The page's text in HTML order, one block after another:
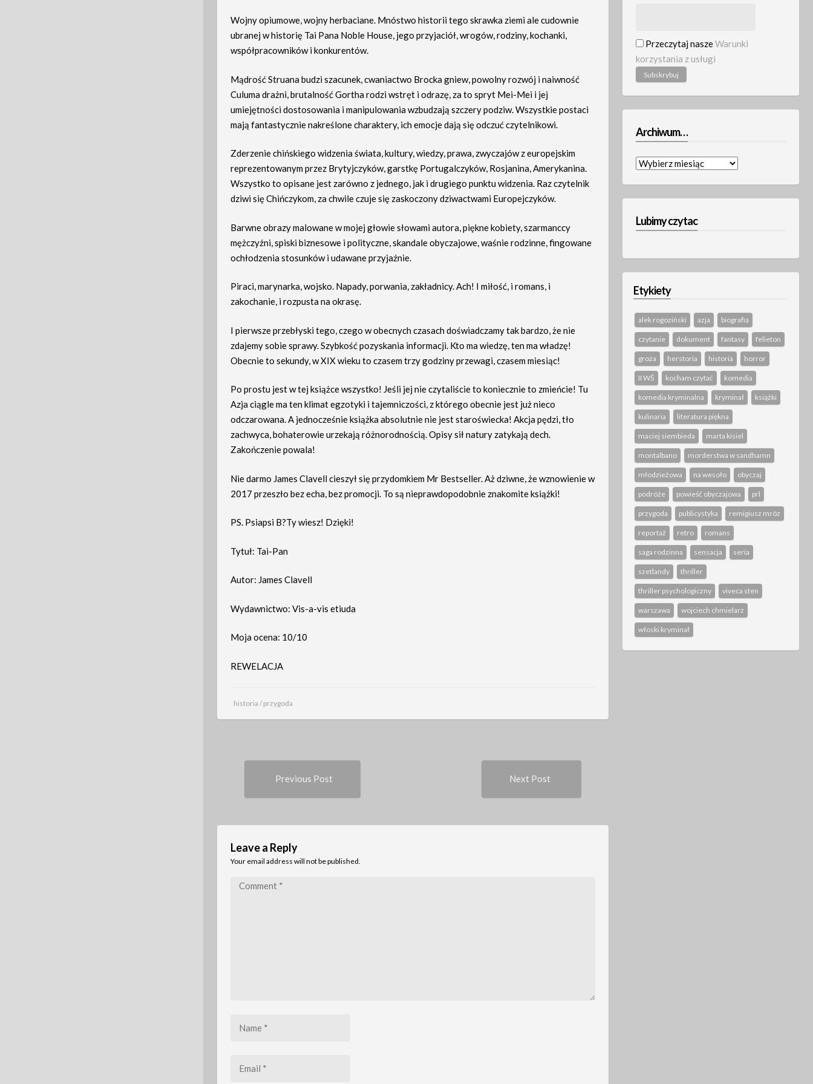
Wojny opiumowe, wojny herbaciane. Mnóstwo historii tego skrawka ziemi ale cudownie
ubranej w historię Tai Pana Noble House, jego przyjaciół, wrogów, rodziny, kochanki,
współpracowników i konkurentów.
Mądrość Struana budzi szacunek, cwaniactwo Brocka gniew, powolny rozwój i naiwność
Culuma drażni, brutalność Gortha rodzi wstręt i odrazę, za to spryt Mei-Mei i jej
umiejętności dostosowania i manipulowania wzbudzają szczery podziw. Wszystkie postaci
mają fantastycznie nakreślone charaktery, ich emocje dają się odczuć czytelnikowi.
Zderzenie chińskiego widzenia świata, kultury, wiedzy, prawa, zwyczajów z europejskim
reprezentowanym przez Brytyjczyków, garstkę Portugalczyków, Rosjanina, Amerykanina.
Wszystko to opisane jest zarówno z jednego, jak i drugiego punktu widzenia. Raz czytelnik
dziwi się Chińczykom, za chwile czuje się zaskoczony dziwactwami Europejczyków.
Barwne obrazy malowane w mojej głowie słowami autora, piękne kobiety, szarmanccy
mężczyźni, spiski biznesowe i polityczne, skandale obyczajowe, waśnie rodzinne, fingowane
ochłodzenia stosunków i udawane przyjaźnie.
Piraci, marynarka, wojsko. Napady, porwania, zakładnicy. Ach! I miłość, i romans, i
zakochanie, i rozpusta na okrasę.
I pierwsze przebłyski tego, czego w obecnych czasach doświadczamy tak bardzo, że nie
zdajemy sobie sprawy. Szybkość pozyskania informacji. Kto ma wiedzę, ten ma władzę!
Obecnie to sekundy, w XIX wieku to czasem trzy godziny przewagi, czasem miesiąc!
Po prostu jest w tej książce wszystko! Jeśli jej nie czytaliście to koniecznie to zmieńcie! Tu
Azja ciągle ma ten klimat egzotyki i tajemniczości, z którego obecnie jest już nieco
odczarowana. A jednocześnie książka absolutnie nie jest staroświecka! Akcja pędzi, tło
zachwyca, bohaterowie urzekają różnorodnością. Opisy sił natury zatykają dech.
Zakończenie powala!
Nie darmo James Clavell cieszył się przydomkiem Mr Bestseller. Aż dziwne, że wznowienie w
2017 przeszło bez echa, bez promocji. To są nieprawdopodobnie znakomite książki!
PS. Psiapsi B?Ty wiesz! Dzięki!
Tytuł: Tai-Pan
Autor: James Clavell
Wydawnictwo: Vis-a-vis etiuda
Moja ocena: 10/10
REWELACJA
historia /przygoda
Post
navigation
Previous Post Next Post
Leave a Reply
Your email address will not be published.
Comment
Przeczytaj naszeWarunki
korzystania z usługi
Archiwum…
Archiwum…
Lubimy czytac
Etykiety
alek rogoziński azja biografia
czytanie dokument fantasy felieton
groza herstoria historia horror
II WŚ kocham czytać komedia
komedia kryminalna kryminał książki
kulinaria literatura piękna
maciej siembieda marta kisiel
montalbano morderstwa w sandhamn
młodzieżowa na wesoło obyczaj
podróże powieść obyczajowa prl
przygoda publicystyka remigiusz mróz
reportaż retro romans
saga rodzinna sensacja seria
szetlandy thriller
thriller psychologiczny viveca sten
warszawa wojciech chmielarz
włoski kryminał